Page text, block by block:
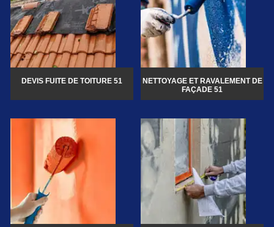
DEVIS FUITE DE TOITURE 51
NETTOYAGE ET RAVALEMENT DE
FAÇADE 51